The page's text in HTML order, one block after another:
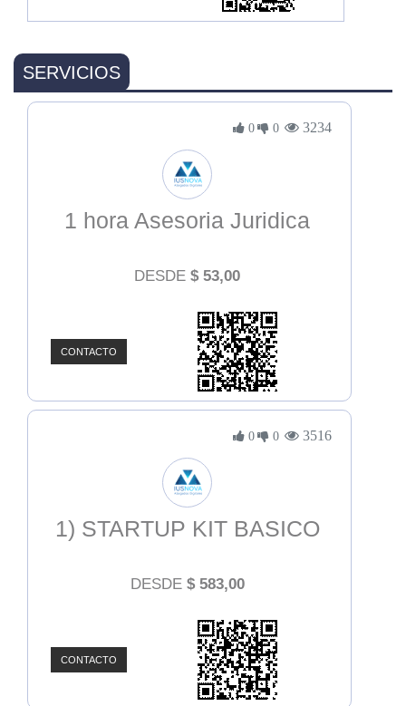
SERVICIOS
0 0 3234
1 hora Asesoria Juridica
DESDE $ 53,00
CONTACTO
0 0 3516
1) STARTUP KIT BASICO
DESDE $ 583,00
CONTACTO